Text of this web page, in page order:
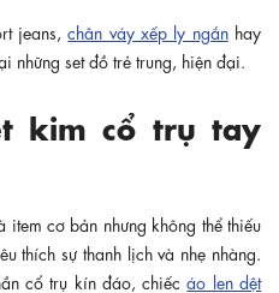
jeans,chân váy xếp ly ngắnhay
những set đồ trẻ trung, hiện đại.
kim cổ trụ tay
cơ bản nhưng không thể thiếu
thích sự thanh lịch và nhẹ nhàng.
cổ trụ kín đáo, chiếcáo len dệt